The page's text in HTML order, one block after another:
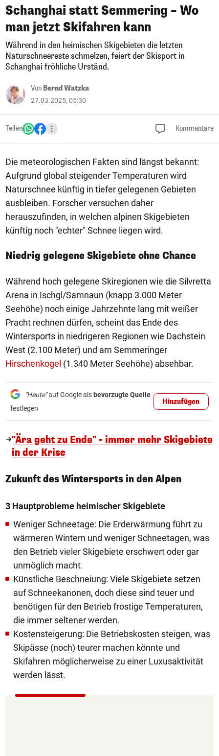
Schanghai statt Semmering – Wo
man jetzt Skifahren kann
Während in den heimischen Skigebieten die letzten
Naturschneereste schmelzen, feiert der Skisport in
Schanghai fröhliche Urständ.
Von Bernd Watzka
27.03.2025, 05:30
Teilen Kommentare
Die meteorologischen Fakten sind längst bekannt:
Aufgrund global steigender Temperaturen wird
Naturschnee künftig in tiefer gelegenen Gebieten
ausbleiben. Forscher versuchen daher
herauszufinden, in welchen alpinen Skigebieten
künftig noch "echter" Schnee liegen wird.
Niedrig gelegene Skigebiete ohne Chance
Während hoch gelegene Skiregionen wie die Silvretta
Arena in Ischgl/Samnaun (knapp 3.000 Meter
Seehöhe) noch einige Jahrzehnte lang mit weißer
Pracht rechnen dürfen, scheint das Ende des
Wintersports in niedrigeren Regionen wie Dachstein
West (2.100 Meter) und am Semmeringer
Hirschenkogel (1.340 Meter Seehöhe) absehbar.
"Heute"auf Google als bevorzugte Quelle
festlegen
Hinzufügen
"Ära geht zu Ende" - immer mehr Skigebiete
in der Krise
Zukunft des Wintersports in den Alpen
3 Hauptprobleme heimischer Skigebiete
Weniger Schneetage: Die Erderwärmung führt zu
wärmeren Wintern und weniger Schneetagen, was
den Betrieb vieler Skigebiete erschwert oder gar
unmöglich macht.
Künstliche Beschneiung: Viele Skigebiete setzen
auf Schneekanonen, doch diese sind teuer und
benötigen für den Betrieb frostige Temperaturen,
die immer seltener werden.
Kostensteigerung: Die Betriebskosten steigen, was
Skipässe (noch) teurer machen könnte und
Skifahren möglicherweise zu einer Luxusaktivität
werden lässt.